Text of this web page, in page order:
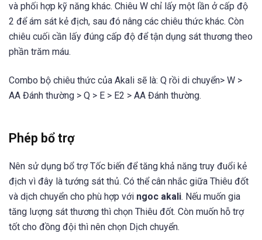
và phối hợp kỹ năng khác. Chiêu W chỉ lấy một lần ở cấp độ
2 để ám sát kẻ địch, sau đó nâng các chiêu thức khác. Còn
chiêu cuối cần lấy đúng cấp độ để tận dụng sát thương theo
phần trăm máu.
Combo bộ chiêu thức của Akali sẽ là: Q rồi di chuyển> W >
AA Đánh thường > Q > E > E2 > AA Đánh thường.
Phép bổ trợ
Nên sử dụng bổ trợ Tốc biến để tăng khả năng truy đuổi kẻ
địch vì đây là tướng sát thủ. Có thể cân nhắc giữa Thiêu đốt
và dịch chuyển cho phù hợp với ngoc akali. Nếu muốn gia
tăng lượng sát thương thì chọn Thiêu đốt. Còn muốn hỗ trợ
tốt cho đồng đội thì nên chọn Dịch chuyển.